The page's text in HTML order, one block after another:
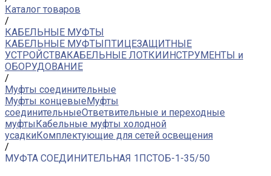
Каталог товаров
/
КАБЕЛЬНЫЕ МУФТЫ
КАБЕЛЬНЫЕ МУФТЫПТИЦЕЗАЩИТНЫЕ
УСТРОЙСТВАКАБЕЛЬНЫЕ ЛОТКИИНСТРУМЕНТЫ и
ОБОРУДОВАНИЕ
/
Муфты соединительные
Муфты концевыеМуфты
соединительныеОтветвительные и переходные
муфтыКабельные муфты холодной
усадкиКомплектующие для сетей освещения
/
МУФТА СОЕДИНИТЕЛЬНАЯ 1ПСТОБ-1-35/50